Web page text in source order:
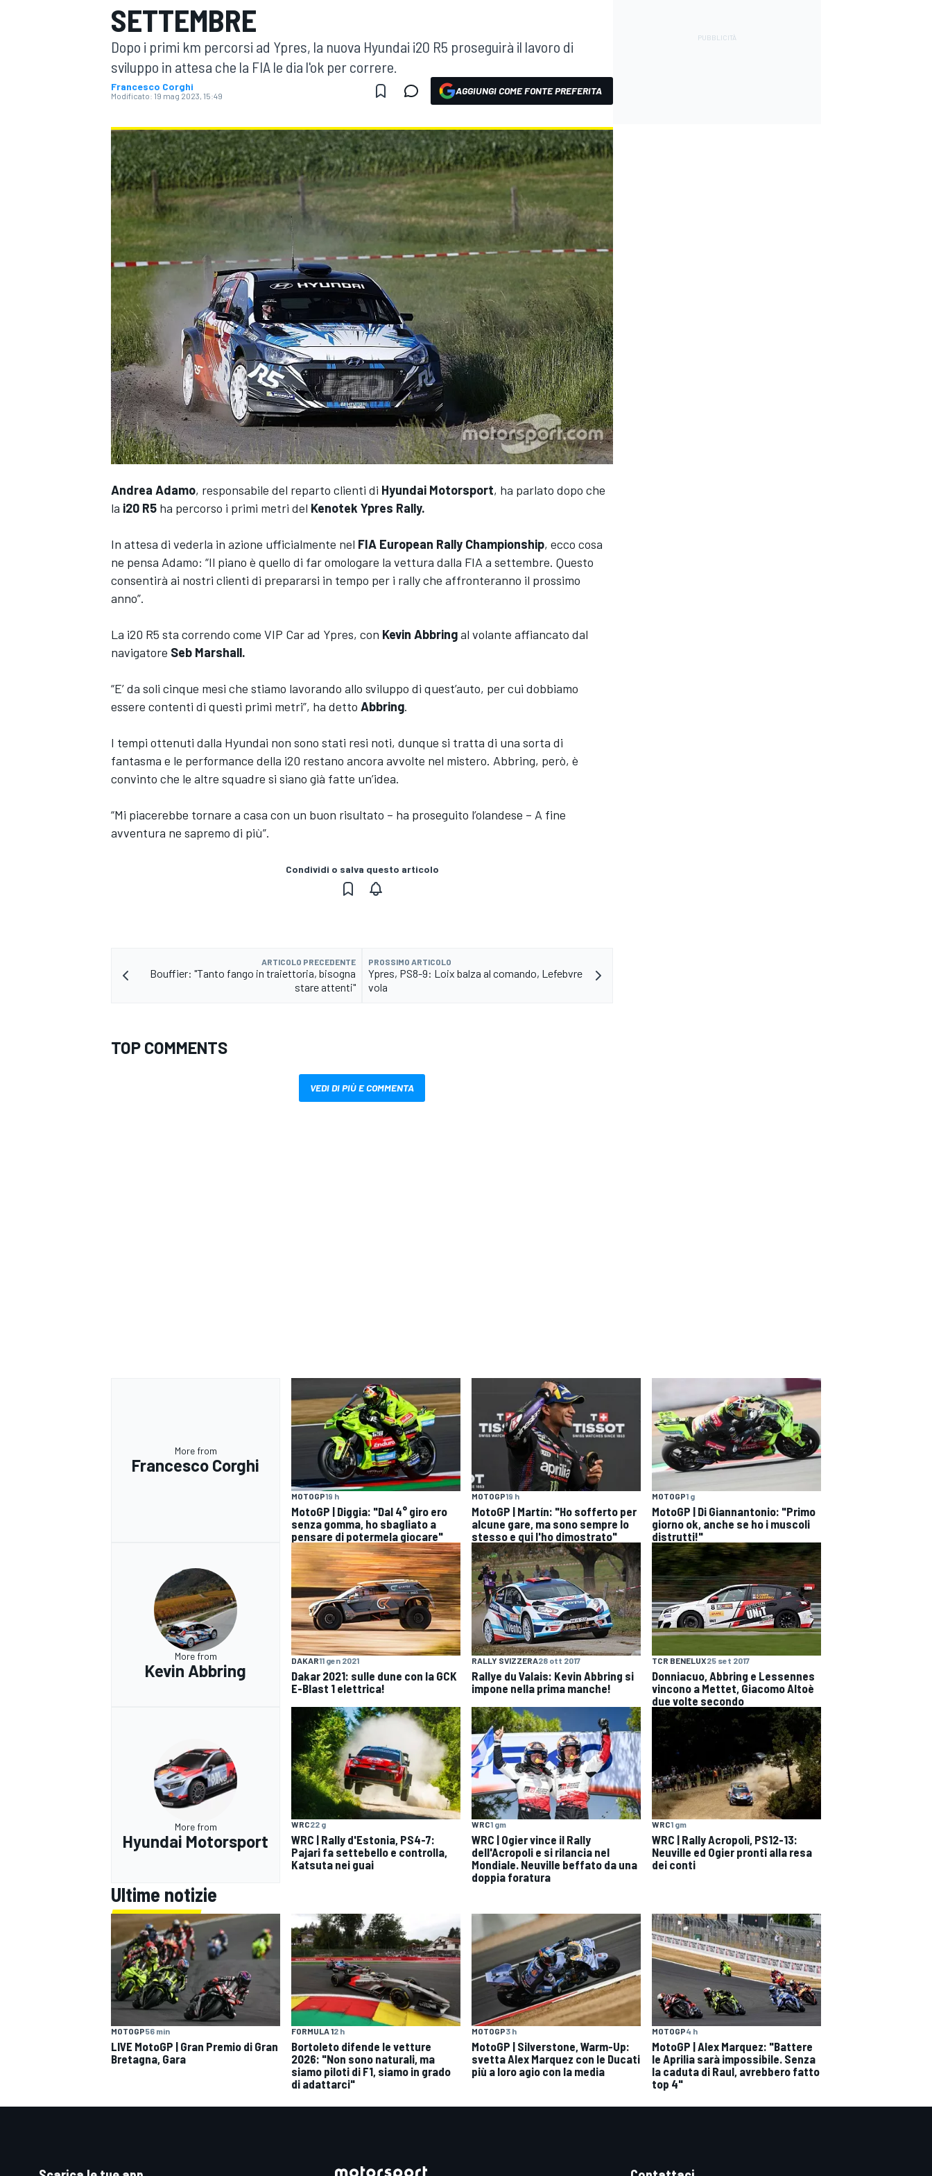
MOTOGP
WRC
MONOPOSTO
SETTEMBRE
Dopo i primi km percorsi ad Ypres, la nuova Hyundai i20 R5 proseguirà il lavoro di
sviluppo in attesa che la FIA le dia l'ok per correre.
Francesco Corghi
Modificato: 19 mag 2023, 15:49 AGGIUNGI COME FONTE PREFERITA
Andrea Adamo, responsabile del reparto clienti di Hyundai Motorsport, ha parlato dopo che
la i20 R5 ha percorso i primi metri del Kenotek Ypres Rally.
In attesa di vederla in azione ufficialmente nel FIA European Rally Championship, ecco cosa
ne pensa Adamo: “Il piano è quello di far omologare la vettura dalla FIA a settembre. Questo
consentirà ai nostri clienti di prepararsi in tempo per i rally che affronteranno il prossimo
anno”.
La i20 R5 sta correndo come VIP Car ad Ypres, con Kevin Abbringal volante affiancato dal
navigatore Seb Marshall.
“E’ da soli cinque mesi che stiamo lavorando allo sviluppo di quest’auto, per cui dobbiamo
essere contenti di questi primi metri”, ha detto Abbring.
I tempi ottenuti dalla Hyundai non sono stati resi noti, dunque si tratta di una sorta di
fantasma e le performance della i20 restano ancora avvolte nel mistero. Abbring, però, è
convinto che le altre squadre si siano già fatte un’idea.
“Mi piacerebbe tornare a casa con un buon risultato – ha proseguito l’olandese – A fine
avventura ne sapremo di più”.
Condividi o salva questo articolo
ARTICOLO PRECEDENTE
Bouffier: "Tanto fango in traiettoria, bisogna
stare attenti"
PROSSIMO ARTICOLO
Ypres, PS8-9: Loix balza al comando, Lefebvre
vola
TOP COMMENTS
VEDI DI PIÙ E COMMENTA
More from
Francesco Corghi
MOTOGP19 h
MotoGP | Diggia: "Dal 4° giro ero
senza gomma, ho sbagliato a
pensare di potermela giocare"
MOTOGP19 h
MotoGP | Martín: "Ho sofferto per
alcune gare, ma sono sempre lo
stesso e qui l'ho dimostrato"
MOTOGP1 g
MotoGP | Di Giannantonio: "Primo
giorno ok, anche se ho i muscoli
distrutti!"
More from
Kevin Abbring
DAKAR11 gen 2021
Dakar 2021: sulle dune con la GCK
E-Blast 1 elettrica!
RALLY SVIZZERA28 ott 2017
Rallye du Valais: Kevin Abbring si
impone nella prima manche!
TCR BENELUX25 set 2017
Donniacuo, Abbring e Lessennes
vincono a Mettet, Giacomo Altoè
due volte secondo
More from
Hyundai Motorsport
WRC22 g
WRC | Rally d'Estonia, PS4-7:
Pajari fa settebello e controlla,
Katsuta nei guai
WRC1 gm
WRC | Ogier vince il Rally
dell'Acropoli e si rilancia nel
Mondiale. Neuville beffato da una
doppia foratura
WRC1 gm
WRC | Rally Acropoli, PS12-13:
Neuville ed Ogier pronti alla resa
dei conti
Ultime notizie
MOTOGP56 min
LIVE MotoGP | Gran Premio di Gran
Bretagna, Gara
FORMULA 12 h
Bortoleto difende le vetture
2026: "Non sono naturali, ma
siamo piloti di F1, siamo in grado
di adattarci"
MOTOGP3 h
MotoGP | Silverstone, Warm-Up:
svetta Alex Marquez con le Ducati
più a loro agio con la media
MOTOGP4 h
MotoGP | Alex Marquez: "Battere
le Aprilia sarà impossibile. Senza
la caduta di Raul, avrebbero fatto
top 4"